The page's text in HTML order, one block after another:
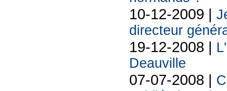
10-12-2009 |
directeur
19-12-2008 |
Deauville
07-07-2008 |